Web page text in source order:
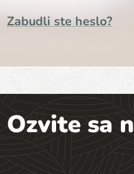
Zabudli ste heslo?
Ozvite sa